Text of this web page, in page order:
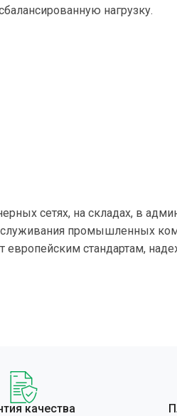
нагрузку.
сетях, на складах, в
промышленных
стандартам,
качества